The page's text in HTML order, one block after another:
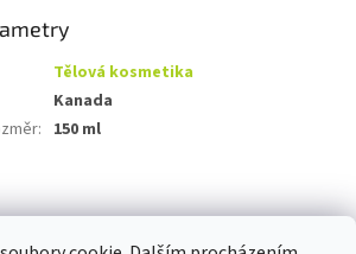
Tělová kosmetika
Kanada
: 150 ml